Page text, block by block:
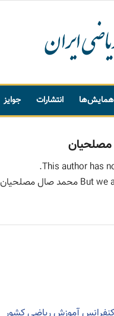
همایش‌ها انتشارات جوایز
This author has
But we محمد صال مصلحیان